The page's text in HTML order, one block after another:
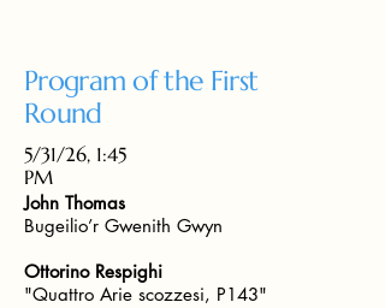
Program of the First
Round
John Thomas
Bugeilio’r Gwenith Gwyn
Ottorino Respighi
"Quattro Arie scozzesi, P143"
5/31/26, 1:45
PM